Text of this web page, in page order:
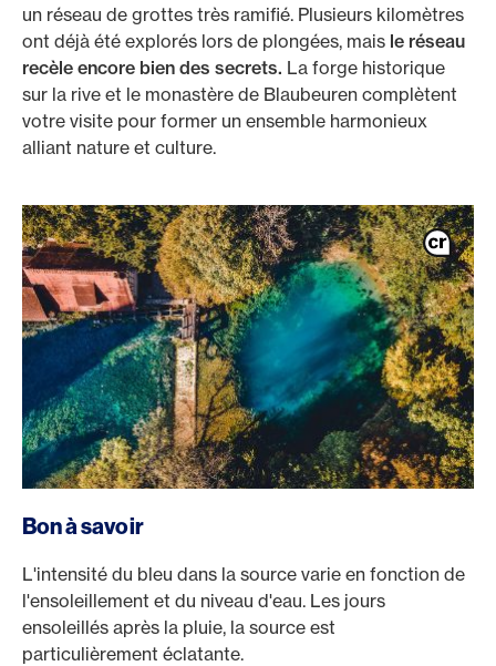
un réseau de grottes très ramifié. Plusieurs kilomètres
ont déjà été explorés lors de plongées, mais le réseau
recèle encore bien des secrets. La forge historique
sur la rive et le monastère de Blaubeuren complètent
votre visite pour former un ensemble harmonieux
alliant nature et culture.
Bon à savoir
L'intensité du bleu dans la source varie en fonction de
l'ensoleillement et du niveau d'eau. Les jours
ensoleillés après la pluie, la source est
particulièrement éclatante.